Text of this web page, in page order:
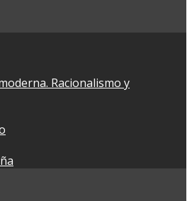
Racionalismo y